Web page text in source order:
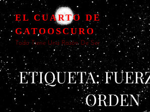
EL CUARTO DE
GATOOSCURO
Todo Tiene Una Razón De Ser
ETIQUETA:
ORDEN